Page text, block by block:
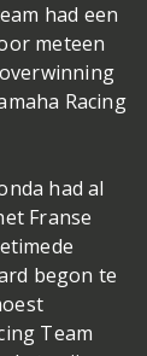
had een
meteen
Racing
had al
Franse
begon te
Team